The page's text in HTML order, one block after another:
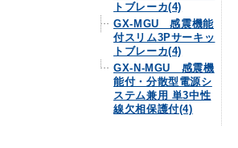
トブレーカ(4)
GX-MGU 感震機能
付スリム3Pサーキッ
トブレーカ(4)
GX-N-MGU 感震機
能付・分散型電源シ
ステム兼用 単3中性
線欠相保護付(4)